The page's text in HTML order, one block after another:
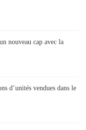
nouveau cap avec la
d’unités vendues dans le